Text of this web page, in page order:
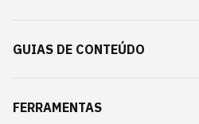
GUIAS DE CONTEÚDO
FERRAMENTAS